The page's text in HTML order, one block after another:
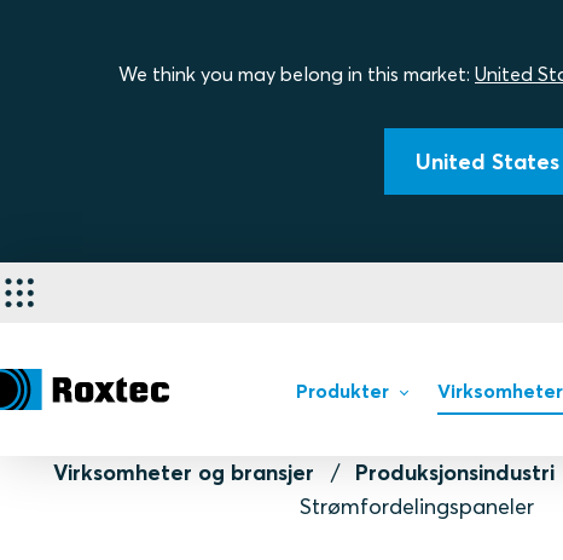
We think you may belong in this market: United
United States
Produkter
Virksomheter og bransjer Produksjonsindustri
Strømfordelingspaneler